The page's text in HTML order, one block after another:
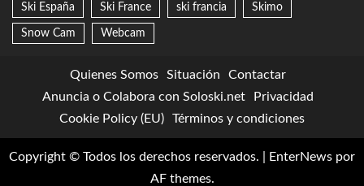
Ski España Ski France ski francia Skimo
Snow Cam Webcam
Quienes Somos Situación
Contactar
Anuncia o Colabora con Soloski.net
Privacidad
Cookie Policy (EU)
Términos y condiciones
Copyright © Todos los derechos reservados. EnterNews por
AF themes.